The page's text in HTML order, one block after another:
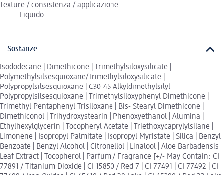
Texture / consistenza / applicazione:
Liquido
Sostanze
Isododecane | Dimethicone | Trimethylsiloxysilicate |
Polymethylsilsesquioxane/Trimethylsiloxysilicate |
Polypropylsilsesquioxane | C30-45 Alkyldimethylsilyl
Polypropylsilsesquioxane | Trimethylsiloxyphenyl Dimethicone |
Trimethyl Pentaphenyl Trisiloxane | Bis- Stearyl Dimethicone |
Dimethiconol | Trihydroxystearin | Phenoxyethanol | Alumina |
Ethylhexylglycerin | Tocopheryl Acetate | Triethoxycaprylylsilane |
Limonene | Isopropyl Palmitate | Isopropyl Myristate | Silica | Benzyl
Benzoate | Benzyl Alcohol | Citronellol | Linalool | Aloe Barbadensis
Leaf Extract | Tocopherol | Parfum / Fragrance [+/- May Contain: CI
77891 / Titanium Dioxide | CI 15850 / Red 7 | CI 77491 | CI 77492 | CI